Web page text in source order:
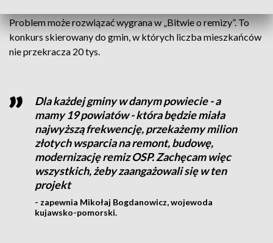
Problem może rozwiązać wygrana w „Bitwie o remizy”. To
konkurs skierowany do gmin, w których liczba mieszkańców
nie przekracza 20 tys.
Dla każdej gminy w danym powiecie - a
mamy 19 powiatów - która będzie miała
najwyższą frekwencję, przekażemy milion
złotych wsparcia na remont, budowę,
modernizację remiz OSP. Zachęcam więc
wszystkich, żeby zaangażowali się w ten
projekt
- zapewnia Mikołaj Bogdanowicz, wojewoda
kujawsko-pomorski.